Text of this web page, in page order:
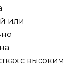
или
с высоким